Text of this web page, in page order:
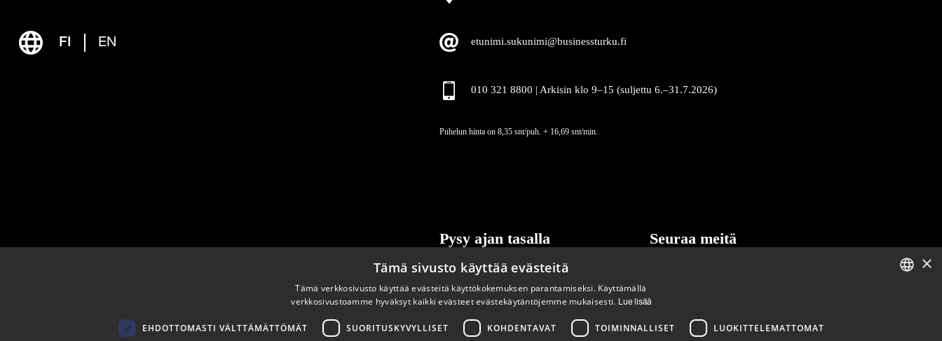
FI EN etunimi.sukunimi@businessturku.fi
010 321 8800 | Arkisin klo 9–15 (suljettu 6.–31.7.2026)
Puhelun hinta on 8,35 snt/puh. + 16,69 snt/min.
Pysy ajan tasalla
Tilaa uutiskirjeemme
Seuraa meitä
×
Tämä sivusto käyttää evästeitä
Tämä verkkosivusto käyttää evästeitä käyttökokemuksen parantamiseksi. Käyttämällä
verkkosivustoamme hyväksyt kaikki evästeet evästekäytäntöjemme mukaisesti. Lue lisää
EHDOTTOMASTI VÄLTTÄMÄTTÖMÄT SUORITUSKYVYLLISET KOHDENTAVAT TOIMINNALLISET LUOKITTELEMATTOMAT